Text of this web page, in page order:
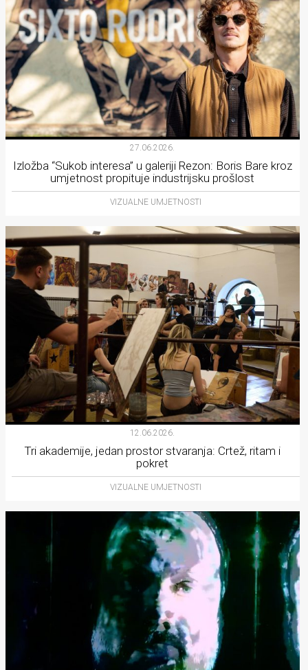
27.06.2026.
Izložba “Sukob interesa” u galeriji Rezon: Boris Bare kroz
umjetnost propituje industrijsku prošlost
VIZUALNE UMJETNOSTI
12.06.2026.
Tri akademije, jedan prostor stvaranja: Crtež, ritam i
pokret
VIZUALNE UMJETNOSTI